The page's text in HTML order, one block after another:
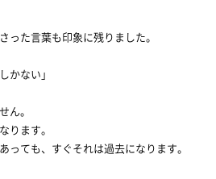
った言葉も印象に残りました。
かない」
ん。
ります。
っても、すぐそれは過去になります。